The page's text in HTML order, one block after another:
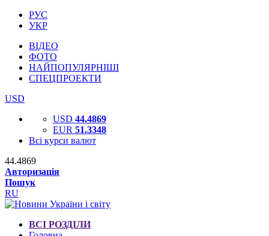
РУС
УКР
ВІДЕО
ФОТО
НАЙПОПУЛЯРНІШІ
СПЕЦПРОЕКТИ
USD
USD 44.4869
EUR 51.3348
Всі курси валют
44.4869
Авторизація
Пошук
RU
ВСІ РОЗДІЛИ